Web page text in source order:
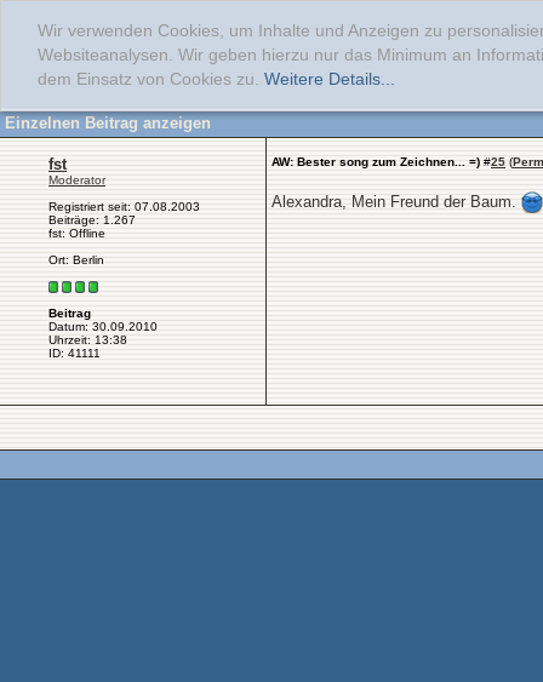
Wir verwenden Cookies, um Inhalte und Anzeigen zu
Websiteanalysen. Wir geben hierzu nur das Minimum an
dem Einsatz von Cookies zu. Weitere Details...
Einzelnen Beitrag anzeigen
fst
Moderator
Registriert seit: 07.08.2003
Beiträge: 1.267
fst: Offline
Ort: Berlin
Beitrag
Datum: 30.09.2010
Uhrzeit: 13:38
ID: 41111
AW: Bester song zum Zeichnen... =) #25 (
Alexandra, Mein Freund der Baum.